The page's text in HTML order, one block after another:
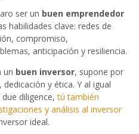
ser un buen emprendedor
habilidades clave: redes de
compromiso,
anticipación y resiliencia.
un buen inversor, supone por
y ética. Y al igual
due diligence,tú también
y análisis al inversor
ideal.